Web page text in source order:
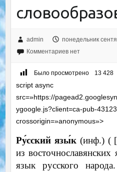
admin понедельник
Комментариев нет
Было просмотрено 13 428
script async
src=»https://
ygoogle.js?client=ca-pub-
crossorigin=»anonymous»>
Ру́сский язы́к(инф.) (
из
язык русского